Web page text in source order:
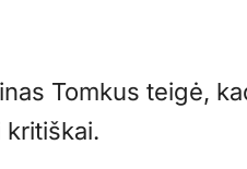
Tomkus teigė,
kritiškai.